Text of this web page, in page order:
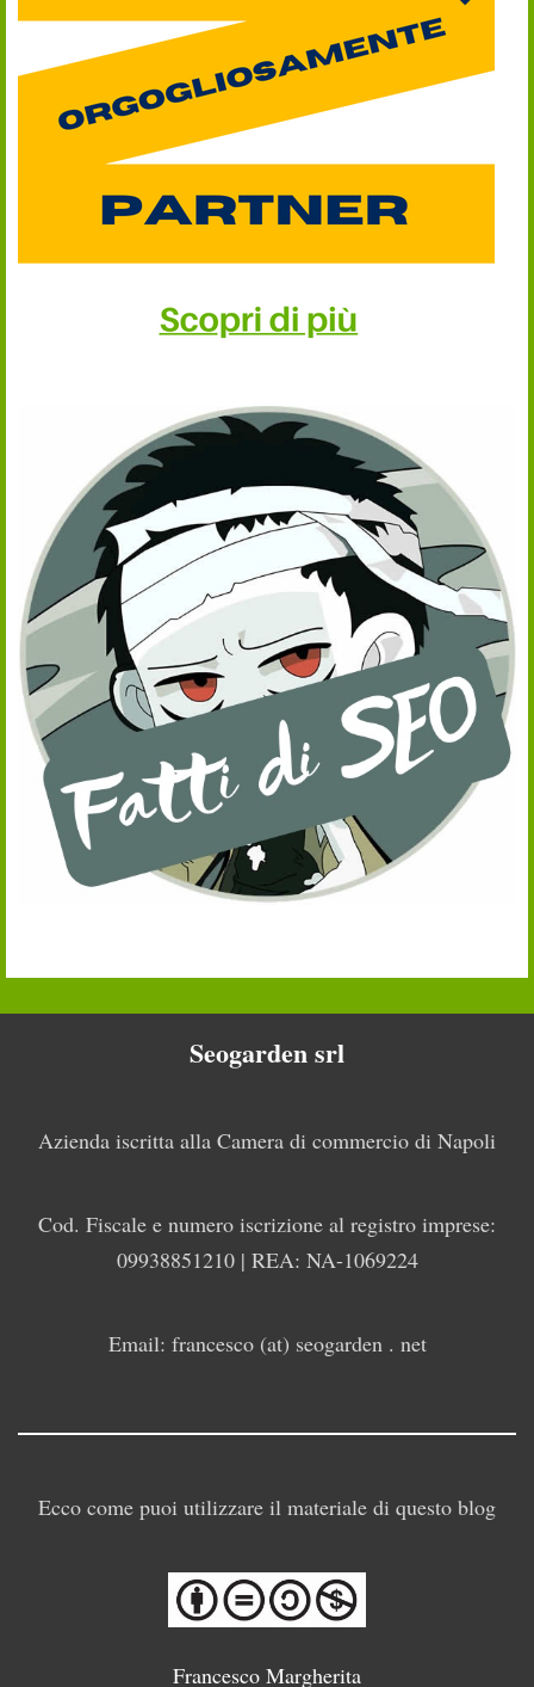
Seogarden srl
Azienda iscritta alla Camera di commercio di Napoli
Cod. Fiscale e numero iscrizione al registro imprese:
09938851210 | REA: NA-1069224
Email: francesco (at) seogarden . net
Ecco come puoi utilizzare il materiale di questo blog
Francesco Margherita